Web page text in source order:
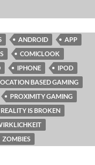
ANDROID
APP
COMICLOOK
IPHONE
IPOD
BASED GAMING
PROXIMITY GAMING
REALITY IS BROKEN
ZOMBIES